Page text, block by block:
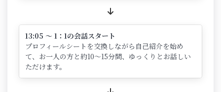
13:05 ～ 1：1の会話スタート
プロフィールシートを交換しながら自己紹介を始め
て、お一人の方と約10～15分間、ゆっくりとお話しい
ただけます。